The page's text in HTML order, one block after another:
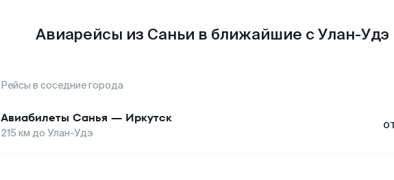
Авиарейсы из Саньи в ближайшие с Улан-Удэ
Рейсы в соседние города
Авиабилеты Санья — Иркутск
215 км до Улан-Удэ